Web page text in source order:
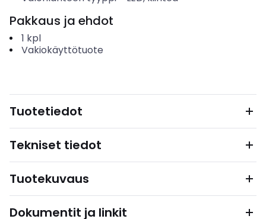
Pakkaus ja ehdot
1 kpl
Vakiokäyttötuote
Tuotetiedot
Tekniset tiedot
Tuotekuvaus
Dokumentit ja linkit